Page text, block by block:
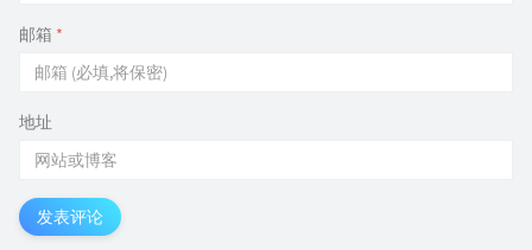
邮箱 *
地址
发表评论